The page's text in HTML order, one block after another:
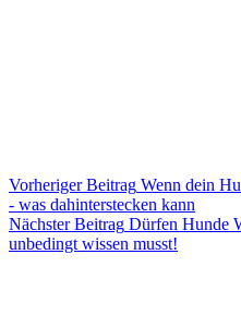
VorherigerBeitrag Wenn dein
- was dahinterstecken kann
NächsterBeitrag Dürfen Hunde
unbedingt wissen musst!